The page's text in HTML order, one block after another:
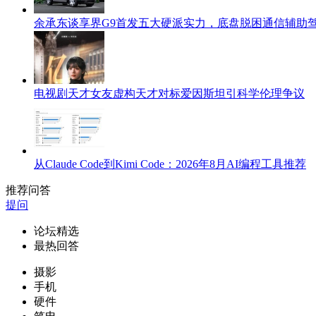
余承东谈享界G9首发五大硬派实力，底盘脱困通信辅助
电视剧天才女友虚构天才对标爱因斯坦引科学伦理争议
从Claude Code到Kimi Code：2026年8月AI编程工具推荐
推荐问答
提问
论坛精选
最热回答
摄影
手机
硬件